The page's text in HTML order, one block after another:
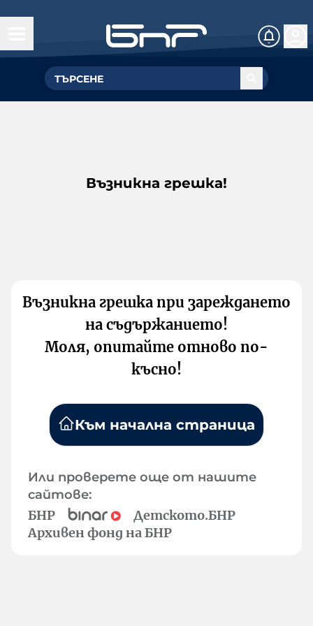
Възникна грешка!
Възникна грешка при зареждането
на съдържанието!
Моля, опитайте отново по-
късно!
Към начална страница
Или проверете още от нашите
сайтове:
БНР
Детското.БНР
Архивен фонд на БНР